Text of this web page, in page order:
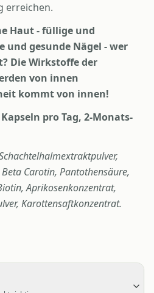
erreichen.
Haut - füllige und
und gesunde Nägel - wer
Die Wirkstoffe der
von innen
kommt von innen!
pro Tag, 2-Monats-
Carotin, Pantothensäure,
Aprikosenkonzentrat,
Karottensaftkonzentrat.